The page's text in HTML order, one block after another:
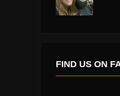
FIND US ON